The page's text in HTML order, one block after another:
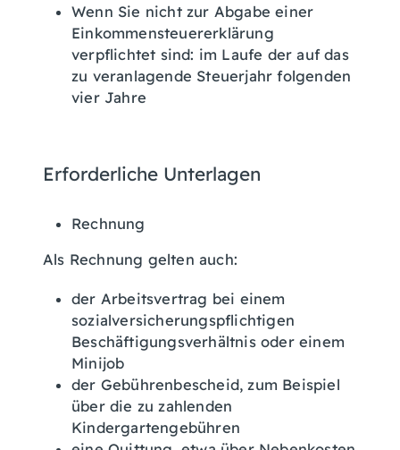
Wenn Sie nicht zur Abgabe einer
Einkommensteuererklärung
verpflichtet sind: im Laufe der auf das
zu veranlagende Steuerjahr folgenden
vier Jahre
Erforderliche Unterlagen
Rechnung
Als Rechnung gelten auch:
der Arbeitsvertrag bei einem
sozialversicherungspflichtigen
Beschäftigungsverhältnis oder einem
Minijob
der Gebührenbescheid, zum Beispiel
über die zu zahlenden
Kindergartengebühren